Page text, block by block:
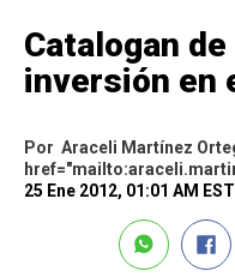
Catalogan de
inversión en
Por Araceli Martínez
25 Ene 2012, 01:01 AM EST